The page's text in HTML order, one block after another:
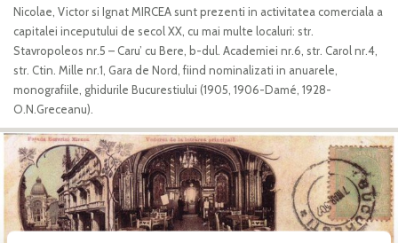
Nicolae, Victor si Ignat MIRCEA sunt prezenti in activitatea comerciala a
capitalei inceputului de secol XX, cu mai multe localuri: str.
Stavropoleos nr.5 – Caru’ cu Bere, b-dul. Academiei nr.6, str. Carol nr.4,
str. Ctin. Mille nr.1, Gara de Nord, fiind nominalizati in anuarele,
monografiile, ghidurile Bucurestiului (1905, 1906-Damé, 1928-
O.N.Greceanu).